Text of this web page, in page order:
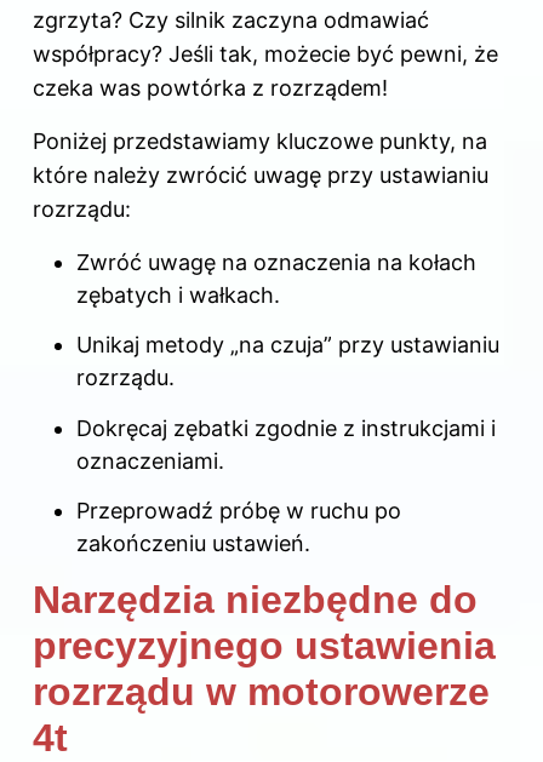
zgrzyta? Czy silnik zaczyna odmawiać
współpracy? Jeśli tak, możecie być pewni, że
czeka was powtórka z rozrządem!
Poniżej przedstawiamy kluczowe punkty, na
które należy zwrócić uwagę przy ustawianiu
rozrządu:
Zwróć uwagę na oznaczenia na kołach
zębatych i wałkach.
Unikaj metody „na czuja” przy ustawianiu
rozrządu.
Dokręcaj zębatki zgodnie z instrukcjami i
oznaczeniami.
Przeprowadź próbę w ruchu po
zakończeniu ustawień.
Narzędzia niezbędne do
precyzyjnego ustawienia
rozrządu w motorowerze
4t